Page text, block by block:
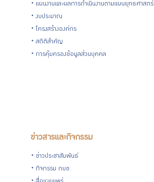
ป้องกัน
การ
แผนงานและผลการดำเนินงานตามแผนยุทธศาสตร์
งบประมาณ
โครงสร้างองค์กร
สถิติสำคัญ
การคุ้มครองข้อมูลส่วนบุคคล
ข่าวสารและกิจกรรม
ข่าวประชาสัมพันธ์
กิจกรรม กบข.